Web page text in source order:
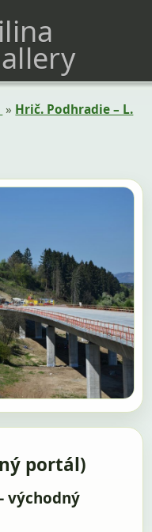
» Hrič. Podhradie – L.
portál)
východný